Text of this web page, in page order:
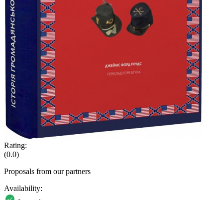
Rating:
(0.0)
Proposals from our partners
Availability: